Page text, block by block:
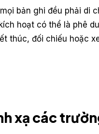
bản ghi đều phải di
hoạt có thể là phê
thúc, đối chiếu hoặc
xạ các